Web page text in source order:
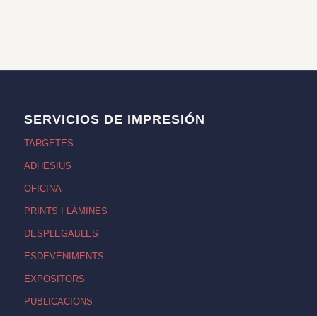
SERVICIOS DE IMPRESIÓN
TARGETES
ADHESIUS
OFICINA
PRINTS I LÀMINES
DESPLEGABLES
ESDEVENIMENTS
EXPOSITORS
PUBLICACIONS